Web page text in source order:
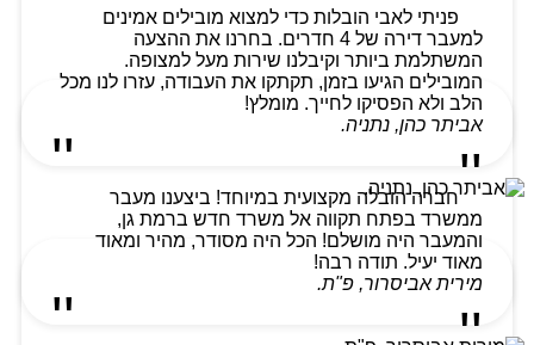
פניתי לאבי הובלות כדי למצוא מובילים אמינים
למעבר דירה של 4 חדרים. בחרנו את ההצעה
המשתלמת ביותר וקיבלנו שירות מעל למצופה.
המובילים הגיעו בזמן, תקתקו את העבודה, עזרו לנו מכל
הלב ולא הפסיקו לחייך. מומלץ!
אביתר כהן, נתניה.
חברה הובלה מקצועית במיוחד! ביצענו מעבר
ממשרד בפתח תקווה אל משרד חדש ברמת גן,
והמעבר היה מושלם! הכל היה מסודר, מהיר ומאוד
מאוד יעיל. תודה רבה!
מירית אביסרור, פ"ת.